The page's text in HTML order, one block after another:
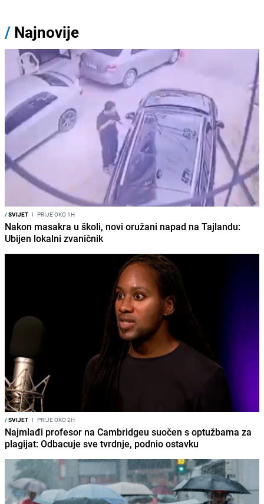
/ Najnovije
/SVIJET I PRIJE OKO 1H
Nakon masakra u školi, novi oružani napad na Tajlandu:
Ubijen lokalni zvaničnik
/SVIJET I PRIJE OKO 2H
Najmlađi profesor na Cambridgeu suočen s optužbama za
plagijat: Odbacuje sve tvrdnje, podnio ostavku